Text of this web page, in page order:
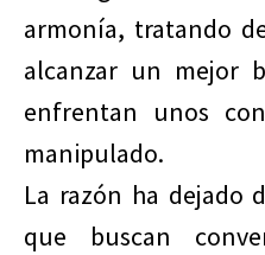
armonía, tratando
alcanzar un mejor
enfrentan unos
manipulado.
La razón ha dejado
que buscan